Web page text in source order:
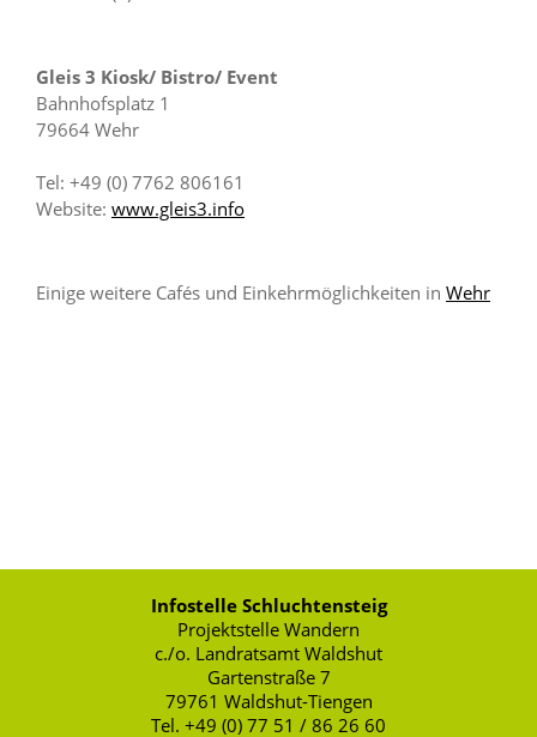
Gleis 3 Kiosk/ Bistro/ Event
Bahnhofsplatz 1
79664 Wehr
Tel: +49 (0) 7762 806161
Website: www.gleis3.info
Einige weitere Cafés und Einkehrmöglichkeiten in Wehr
Infostelle Schluchtensteig
Projektstelle Wandern
c./o. Landratsamt Waldshut
Gartenstraße 7
79761 Waldshut-Tiengen
Tel. +49 (0) 77 51 / 86 26 60